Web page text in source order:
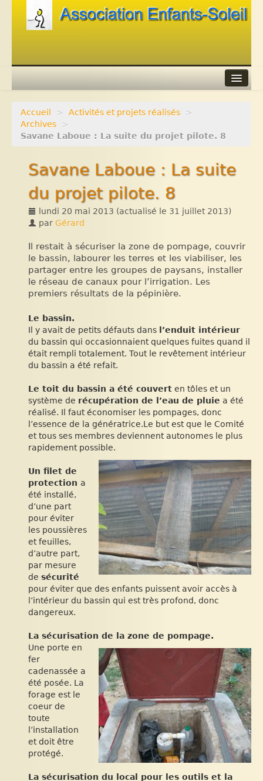
Agenda
Adhérer
Contacts
Liens
Accueil > Activités et projets réalisés
>
Archives
>
Savane Laboue : La suite du projet pilote. 8
Savane Laboue : La suite
du projet pilote. 8
lundi 20 mai 2013 (actualisé le 31 juillet 2013)
par Gérard
Il restait à sécuriser la zone de pompage, couvrir
le bassin, labourer les terres et les viabiliser, les
partager entre les groupes de paysans, installer
le réseau de canaux pour l’irrigation. Les
premiers résultats de la pépinière.
Le bassin.
Il y avait de petits défauts dans
l’enduit intérieur
du bassin qui occasionnaient quelques fuites quand il
était rempli totalement. Tout le revêtement intérieur
du bassin a été refait.
Le toit du bassin a été couvert en tôles et un
système de récupération de l’eau de pluie a été
réalisé. Il faut économiser les pompages, donc
l’essence de la génératrice.Le but est que le Comité
et tous ses membres deviennent autonomes le plus
rapidement possible.
Un filet de
protection a
été installé,
d’une part
pour éviter
les poussières
et feuilles,
d’autre part,
par mesure
de sécurité
pour éviter que des enfants puissent avoir accès à
l’intérieur du bassin qui est très profond, donc
dangereux.
La sécurisation de la zone de pompage.
Une porte en
fer
cadenassée a
été posée. La
forage est le
coeur de
toute
l’installation
et doit être
protégé.
La sécurisation du local pour les outils et la